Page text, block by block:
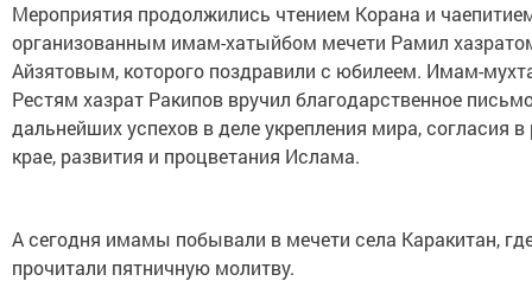
Мероприятия продолжились чтением Корана и
организованным имам-хатыйбом мечети Рамил
Айзятовым, которого поздравили с юбилеем. Имам-
Рестям хазрат Ракипов вручил благодарственное
дальнейших успехов в деле укрепления мира, согласия
крае, развития и процветания Ислама.
А сегодня имамы побывали в мечети села Каракитан,
прочитали пятничную молитву.